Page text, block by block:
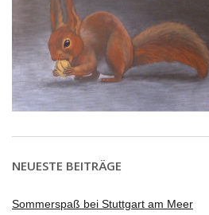
NEUESTE BEITRÄGE
Sommerspaß bei Stuttgart am Meer